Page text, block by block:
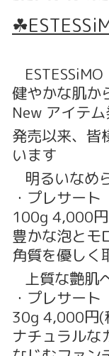
健やかな肌か
New アイテ
発売以来、皆
います
明るいなめ
・プレサー
100g 4,000
豊かな泡とモ
角質を優しく
上質な艶肌
・プレサー
30g 4,000円(
ナチュラルな